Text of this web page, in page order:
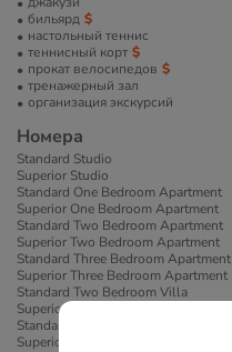
бильярд
настольный теннис
теннисный корт
прокат велосипедов
тренажерный зал
организация экскурсий
Номера
Standard Studio
Superior Studio
Standard One Bedroom Apartment
Superior One Bedroom Apartment
Standard Two Bedroom Apartment
Superior Two Bedroom Apartment
Standard Three Bedroom Apartment
Superior Three Bedroom Apartment
Standard Two Bedroom Villa
Superior Two Bedroom Villa
Standard Three Bedroom Villa
Superior Three Bedroom Villa